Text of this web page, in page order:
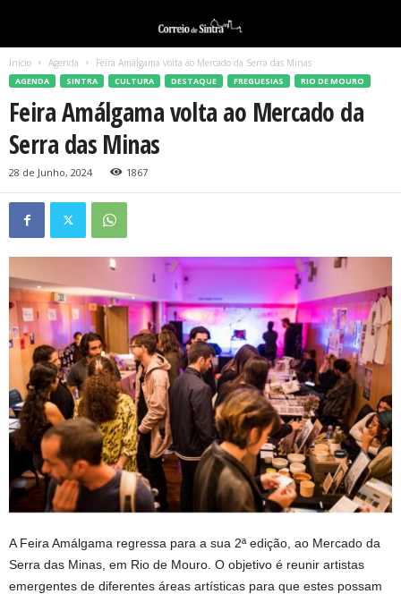
Início Agenda Feira Amálgama volta ao Mercado da Serra das Minas
AGENDA SINTRA CULTURA DESTAQUE FREGUESIAS RIO DE MOURO
Feira Amálgama volta ao Mercado da
Serra das Minas
28 de Junho, 2024 1867
A Feira Amálgama regressa para a sua 2ª edição, ao Mercado da
Serra das Minas, em Rio de Mouro. O objetivo é reunir artistas
emergentes de diferentes áreas artísticas para que estes possam